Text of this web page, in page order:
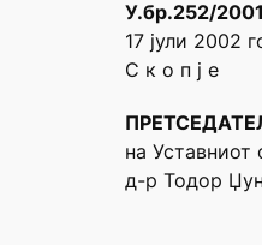
У.бр.252/2001
17 јули 2002
С к о п ј е
на Уставниот
д-р Тодор